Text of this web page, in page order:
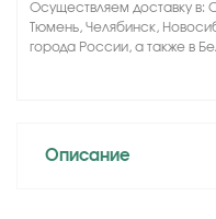
Осуществляем доставку в:
Тюмень, Челябинск,
города России, а также в
Описание